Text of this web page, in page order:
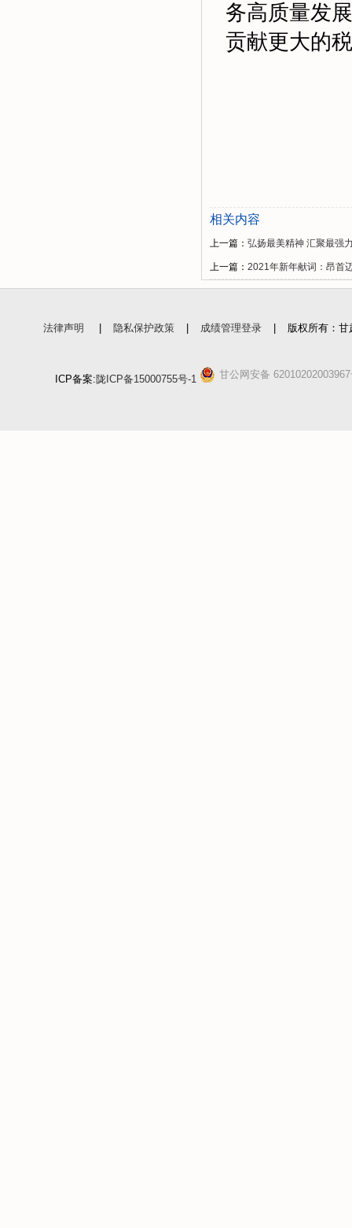
务高质量发
贡献更大的
相关内容
上一篇： 弘扬最美精神 汇聚最强
上一篇： 2021年新年献词：昂首
法律声明 隐私保护政策 成绩管理登录 版权所有：
ICP备案:陇ICP备15000755号-1 甘公网安备